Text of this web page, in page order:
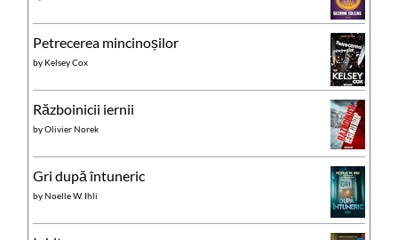
Petrecerea mincinoșilor
by Kelsey Cox
Războinicii iernii
byOlivier Norek
Gri după întuneric
byNoelle W. Ihli